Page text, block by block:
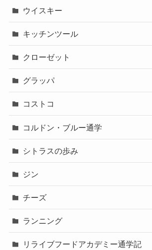
ウイスキー
キッチンツール
クローゼット
グラッパ
コストコ
コルドン・ブルー通学
シトラスの歩み
ジン
チーズ
ランニング
リライブフードアカデミー通学記